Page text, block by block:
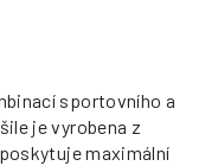
sportovního a
je vyrobena z
maximální